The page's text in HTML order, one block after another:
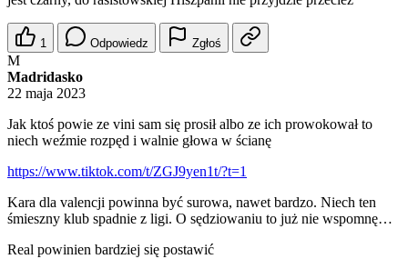
1 Odpowiedz Zgłoś
M
Madridasko
22 maja 2023
Jak ktoś powie ze vini sam się prosił albo ze ich prowokował to
niech weźmie rozpęd i walnie głowa w ścianę
https://www.tiktok.com/t/ZGJ9yen1t/?t=1
Kara dla valencji powinna być surowa, nawet bardzo. Niech ten
śmieszny klub spadnie z ligi. O sędziowaniu to już nie wspomnę…
Real powinien bardziej się postawić